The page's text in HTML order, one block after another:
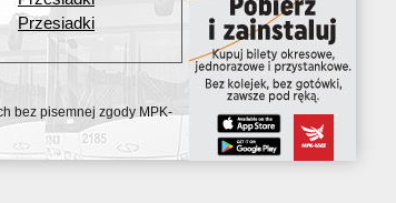
Przesiadki
bez pisemnej zgody MPK-